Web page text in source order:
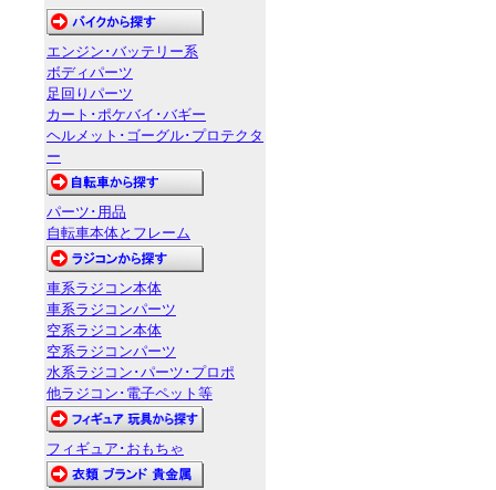
エンジン･バッテリー系
ボディパーツ
足回りパーツ
カート･ポケバイ･バギー
ヘルメット･ゴーグル･プロテクタ
ー
パーツ･用品
自転車本体とフレーム
車系ラジコン本体
車系ラジコンパーツ
空系ラジコン本体
空系ラジコンパーツ
水系ラジコン･パーツ･プロポ
他ラジコン･電子ペット等
フィギュア･おもちゃ